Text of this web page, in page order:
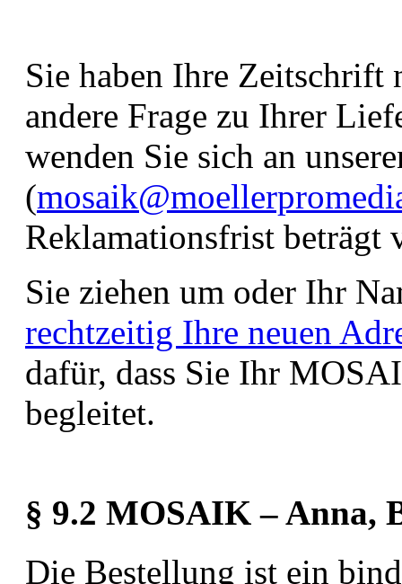
Sie haben Ihre Zeitschrift
andere Frage zu Ihrer
wenden Sie sich an
(
Reklamationsfrist beträgt
Sie ziehen um oder Ihr
rechtzeitig Ihre neuen
dafür, dass Sie Ihr
begleitet.
§ 9.2 MOSAIK – Anna,
Die Bestellung ist ein